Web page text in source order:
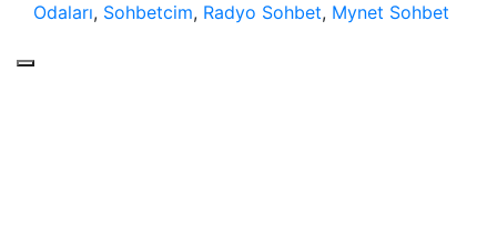
Odaları, Sohbetcim, Radyo Sohbet, Mynet Sohbet